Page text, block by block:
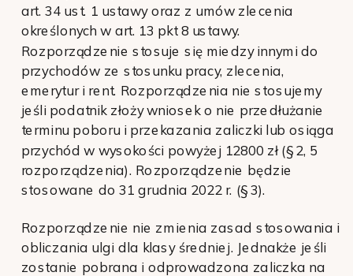
art. 34 ust. 1 ustawy oraz z umów zlecenia
określonych w art. 13 pkt 8 ustawy.
Rozporządzenie stosuje się miedzy innymi do
przychodów ze stosunku pracy, zlecenia,
emerytur i rent. Rozporządzenia nie stosujemy
jeśli podatnik złoży wniosek o nie przedłużanie
terminu poboru i przekazania zaliczki lub osiąga
przychód w wysokości powyżej 12800 zł (§ 2, 5
rozporządzenia). Rozporządzenie będzie
stosowane do 31 grudnia 2022 r. (§ 3).
Rozporządzenie nie zmienia zasad stosowania i
obliczania ulgi dla klasy średniej. Jednakże jeśli
zostanie pobrana i odprowadzona zaliczka na